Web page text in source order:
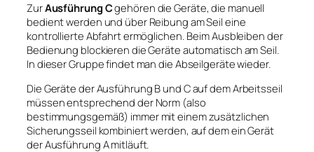
ZurAusführung Cgehören die Geräte, die manuell
bedient werden und über Reibung am Seil eine
kontrollierte Abfahrt ermöglichen. Beim Ausbleiben der
Bedienung blockieren die Geräte automatisch am Seil.
In dieser Gruppe findet man die Abseilgeräte wieder.
Die Geräte der Ausführung B und C auf dem Arbeitsseil
müssen entsprechend der Norm (also
bestimmungsgemäß) immer mit einem zusätzlichen
Sicherungsseil kombiniert werden, auf dem ein Gerät
der Ausführung A mitläuft.